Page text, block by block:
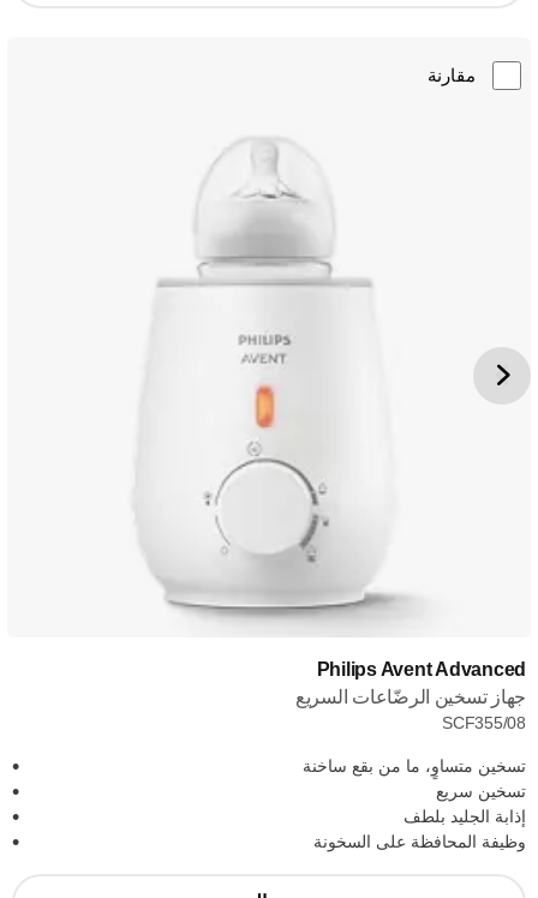
مقارنة
Philips Avent Advanced
جهاز تسخين الرضّاعات السريع
SCF355/08
تسخين متساوٍ، ما من بقع ساخنة
تسخين سريع
إذابة الجليد بلطف
وظيفة المحافظة على السخونة